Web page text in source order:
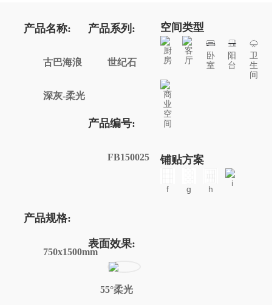
产品名称:
古巴海浪
深灰-柔光
产品系列:
世纪石
产品编号:
FB150025
产品规格:
750x1500mm
表面效果:
55°柔光
空间类型
厨
房
客
厅
卧
室
阳
台
卫
生
间
商
业
空
间
铺贴方案
f g h
i